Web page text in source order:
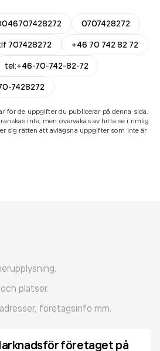
0707428272
707428272
+46 70 742 82 72
tel:+46-70-742-82-72
7428272
för de uppgifter du publicerar på denna sida.
inte, men övervakas av hitta.se i rimlig
sig rätten att avlägsna uppgifter som inte är
platser.
företagsinfo mm.
företaget på